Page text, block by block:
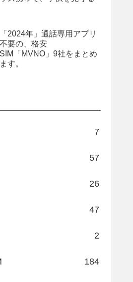
「2024年」通話専用アプリ
不要の、格安
SIM「MVNO」9社をまとめ
ます。
7
57
26
47
2
184